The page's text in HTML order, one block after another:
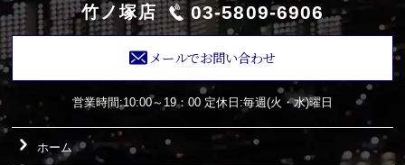
竹ノ塚店 03-5809-6906
メールでお問い合わせ
営業時間:10:00～19：00 定休日:毎週(火・水)曜日
ホーム